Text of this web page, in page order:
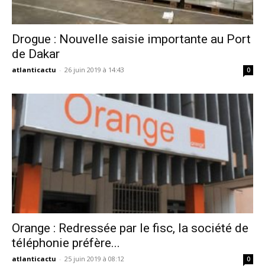
Drogue : Nouvelle saisie importante au Port
de Dakar
atlanticactu - 26 juin 2019 à 14:43 0
Orange : Redressée par le fisc, la société de
téléphonie préfère...
atlanticactu - 25 juin 2019 à 08:12 0